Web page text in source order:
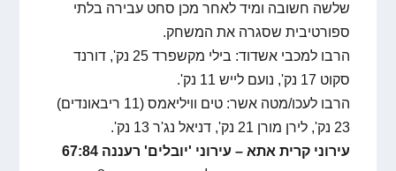
שלשה חשובה ומיד לאחר מכן סחט עבירה בלתי
ספורטיבית שסגרה את המשחק.
הרבו למכבי אשדוד: בילי מקשפרד 25 נק', דורנד
סקוט 17 נק', נועם לייש 11 נק'.
הרבו לעכו/מטה אשר: טים וויליאמס (11 ריבאונדים)
23 נק', לירן מורן 21 נק', דניאל נג'ר 13 נק'.
עירוני קרית אתא – עירוני 'יובלים' רעננה 67:84